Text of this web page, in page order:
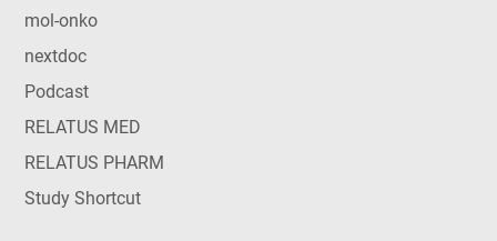
mol-onko
nextdoc
Podcast
RELATUS MED
RELATUS PHARM
Study Shortcut